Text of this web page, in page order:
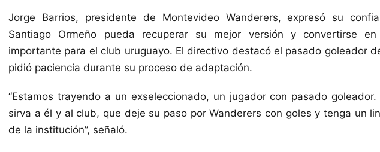
Jorge Barrios, presidente de Montevideo Wanderers, expresó su
Santiago Ormeño pueda recuperar su mejor versión y convertirse
importante para el club uruguayo. El directivo destacó el pasado goleador
pidió paciencia durante su proceso de adaptación.
“Estamos trayendo a un exseleccionado, un jugador con pasado
sirva a él y al club, que deje su paso por Wanderers con goles y tenga un
de la institución”, señaló.